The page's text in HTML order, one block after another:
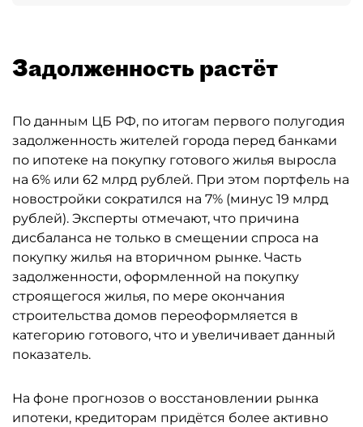
Задолженность растёт
По данным ЦБ РФ, по итогам первого полугодия
задолженность жителей города перед банками
по ипотеке на покупку готового жилья выросла
на 6% или 62 млрд рублей. При этом портфель на
новостройки сократился на 7% (минус 19 млрд
рублей). Эксперты отмечают, что причина
дисбаланса не только в смещении спроса на
покупку жилья на вторичном рынке. Часть
задолженности, оформленной на покупку
строящегося жилья, по мере окончания
строительства домов переоформляется в
категорию готового, что и увеличивает данный
показатель.
На фоне прогнозов о восстановлении рынка
ипотеки, кредиторам придётся более активно